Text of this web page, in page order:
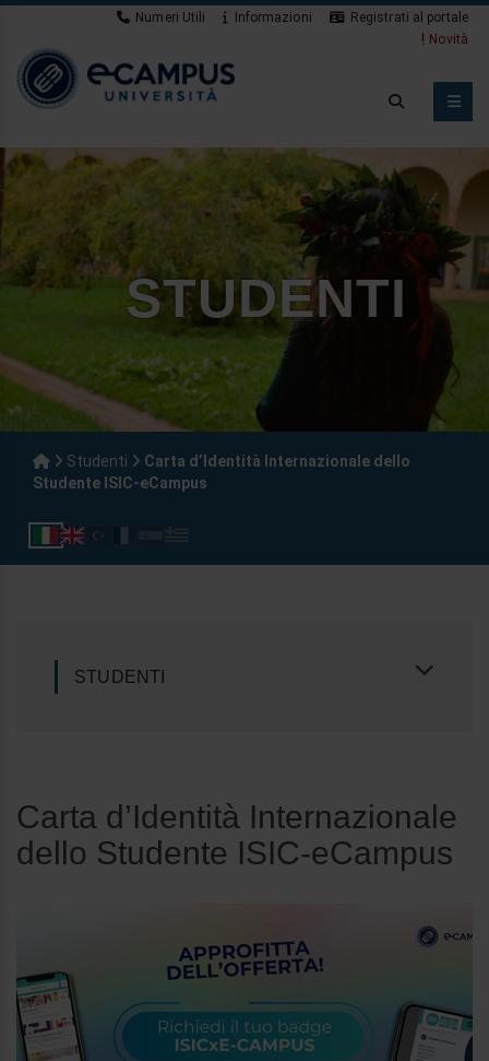
Numeri Utili Informazioni
Registrati al portale
Novità
STUDENTI
Studenti
Carta d’Identità Internazionale dello
Studente ISIC-eCampus
STUDENTI
Carta d’Identità Internazionale
dello Studente ISIC-eCampus